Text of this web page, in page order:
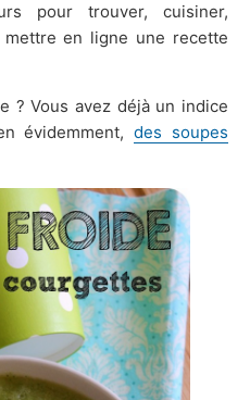
pour trouver, cuisiner,
en ligne une recette
? Vous avez déjà un indice
évidemment,des soupes